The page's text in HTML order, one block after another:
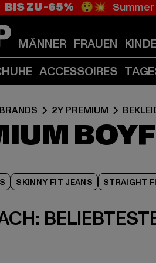
BIS ZU -65% 😲💥
MÄNNER FRAUEN
ACCESSOIRES
2Y PREMIUM
SKINNY FIT JEANS STRAIGHT